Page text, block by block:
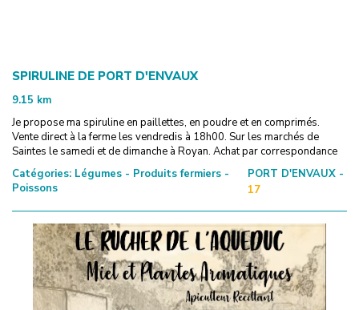
SPIRULINE DE PORT D'ENVAUX
9.15 km
Je propose ma spiruline en paillettes, en poudre et en comprimés.
Vente direct à la ferme les vendredis à 18h00. Sur les marchés de
Saintes le samedi et de dimanche à Royan. Achat par correspondance
Catégories: Légumes - Produits fermiers -
Poissons
PORT D'ENVAUX -
17